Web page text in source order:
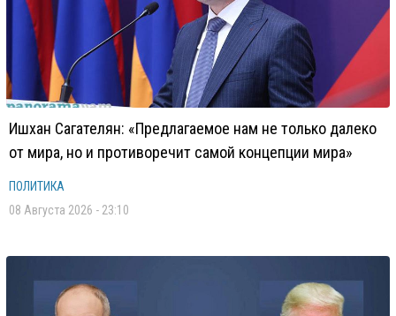
Ишхан Сагателян: «Предлагаемое нам не только далеко
от мира, но и противоречит самой концепции мира»
ПОЛИТИКА
08 Августа 2026 - 23:10